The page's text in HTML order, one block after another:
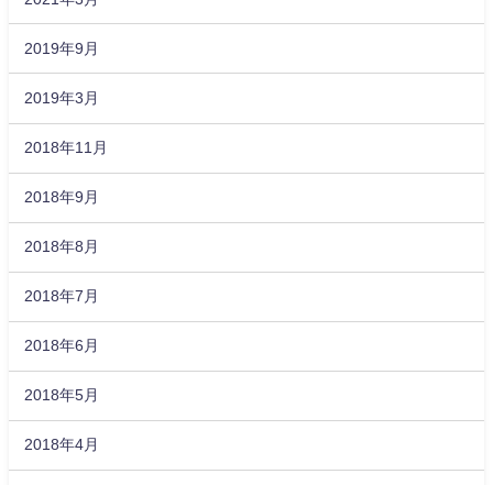
2019年9月
2019年3月
2018年11月
2018年9月
2018年8月
2018年7月
2018年6月
2018年5月
2018年4月